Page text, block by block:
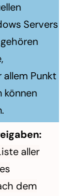
Servers
allem Punkt
können
aller
dem